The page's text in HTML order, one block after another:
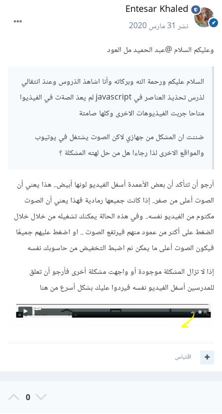
Entesar Khaled
نشر31 مارس 2020
وعليكم السلام@عبد الحميد مل العود
السلام عليكم ورحمة الله وبركاته وأنا اشاهذ الذروس وعنذ انتقالي
لذرس تحذيذ العناصر في javascript لم يعذ الصةت في الفيذيوا
متاحا جربت الفيذيوهات الاخرى وكلها صامتة
ضننت ان المشكل من جهازي لاكن الصوت يشتغل في يوتيوب
والمواقع الاخرى لذا رجاءا هل من حل لهته المشكلة ؟
أرجو أن تتأكد أن بعض الأعمدة أسفل الفيديو لونها أبيض.. هذا يعني أن
الصوت أعلى من صفر.. إذا كانت جميعها رمادية فهذا يعني أن الصوت
مكتوم من الفيديو نفسه.. وفي هذه الحالة يمكنك تشغيله من خلال خلال
الضغط على أكثر من عمود منهم فيرتفع الصوت .. او اضغط عليهم جميعًا
فيكون الصوت أعلى ما يمكن ثم اضبط التخفيض من حاسوبك نفسه
إذا لا تزال المشكلة موجودة أو واجهت مشكلة أخرى فأرجو أن تعلق
للمدرسين أسفل الفيديو نفسه فيردوا عليك بشكل أسرع من هنا
اقتباس
0